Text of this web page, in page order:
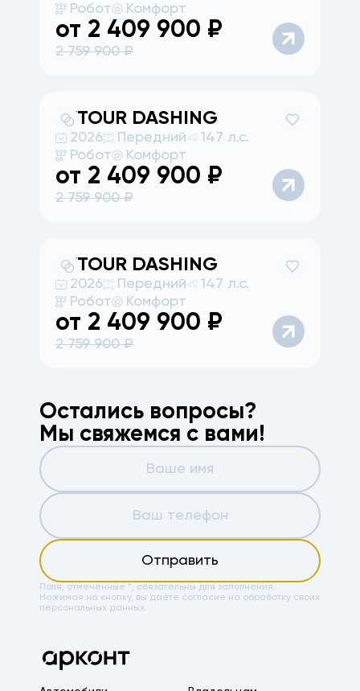
Робот
Комфорт
от 2 409 900 ₽
2 759 900₽
JETOUR DASHING
2026 Передний
147 л.с.
Робот
Комфорт
от 2 409 900 ₽
2 759 900₽
JETOUR DASHING
2026 Передний
147 л.с.
Робот
Комфорт
от 2 409 900 ₽
2 759 900₽
Остались вопросы?
Мы свяжемся с вами!
Отправить
Поля, отмеченные *, обязательны для заполнения.
Нажимая на кнопку, вы даёте согласие на обработку своих
персональных данных.